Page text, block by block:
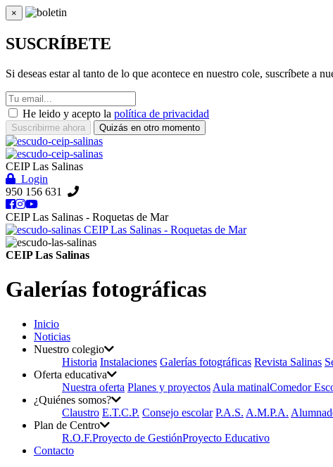
×
Cerrar
SUSCRÍBETE
Si deseas estar al tanto de lo que acontece en nuestro cole, suscríbete a
He leido y acepto la política de privacidad
Suscribirme ahora Quizás en otro momento
CEIP Las Salinas
Login
950 156 631
CEIP Las Salinas - Roquetas de Mar
CEIP Las Salinas - Roquetas de Mar
CEIP Las Salinas
Galerías fotográficas
Inicio
Noticias
Nuestro colegio
Historia Instalaciones Galerías fotográficas Revista Salinas
Oferta educativa
Nuestra oferta Planes y proyectos Aula matinalComedor
¿Quiénes somos?
Claustro E.T.C.P. Consejo escolar P.A.S. A.M.P.A.
Plan de Centro
R.O.F.Proyecto de GestiónProyecto Educativo
Contacto